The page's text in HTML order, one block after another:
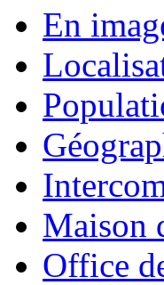
En
Maison
Office